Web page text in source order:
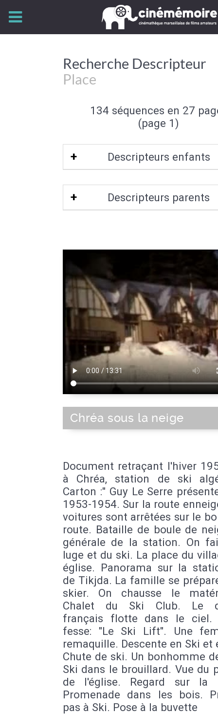
Recherche Descripteur
Place
134 séquences en 27
(page 1)
Descripteurs enfants
Esplanade|Place de la mairie|
marché|Place du village
Descripteurs parents
Chréa sous la neige
Document retraçant l'hiver
à Chréa, station de ski
Carton :" Guy Le Serre
1953-1954. Sur la route
voitures sont arrêtées sur le
route. Bataille de boule de
générale de la station. On
luge et du ski. La place du
église. Panorama sur la
de Tikjda. La famille se
skier. On chausse le
Chalet du Ski Club. Le
français flotte dans le ciel.
fesse: "Le Ski Lift". Une
remaquille. Descente en Ski et
Chute de ski. Un bonhomme
Ski dans le brouillard. Vue du
de l'église. Regard sur la
Promenade dans les bois.
pas à Ski. Pose à la buvette